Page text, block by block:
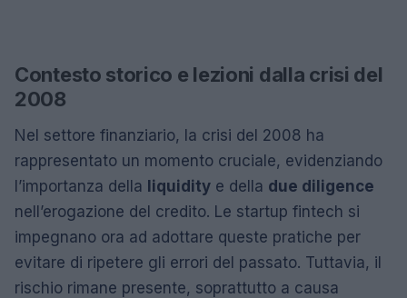
Contesto storico e lezioni dalla crisi del
2008
Nel settore finanziario, la crisi del 2008 ha
rappresentato un momento cruciale, evidenziando
l’importanza della liquidity e della due diligence
nell’erogazione del credito. Le startup fintech si
impegnano ora ad adottare queste pratiche per
evitare di ripetere gli errori del passato. Tuttavia, il
rischio rimane presente, soprattutto a causa